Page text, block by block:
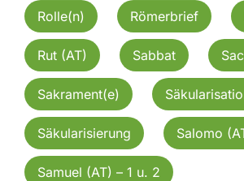
Rolle(n) Römerbrief
Rut (AT) Sabbat
Sakrament(e)
Säkularisierung Salomo
Samuel (AT) – 1 u. 2